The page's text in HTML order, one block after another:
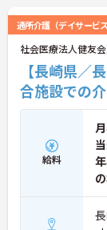
通所介護（デイサービス
社会医療法人健友
【長崎県／
合施設での
給料